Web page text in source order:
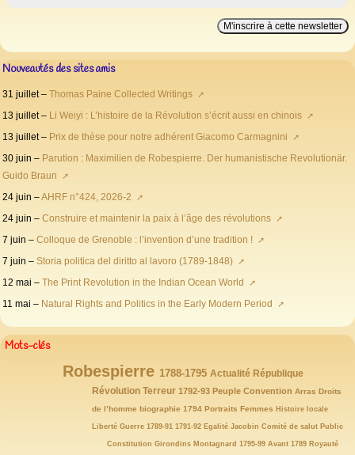
Nouveautés des sites amis
31 juillet – Thomas Paine Collected Writings
13 juillet – Li Weiyi : L’histoire de la Révolution s’écrit aussi en chinois
13 juillet – Prix de thèse pour notre adhérent Giacomo Carmagnini
30 juin – Parution : Maximilien de Robespierre. Der humanistische Revolutionär.
Guido Braun
24 juin –AHRF n°424, 2026-2
24 juin – Construire et maintenir la paix à l’âge des révolutions
7 juin – Colloque de Grenoble : l’invention d’une tradition !
7 juin – Storia politica del diritto al lavoro (1789-1848)
12 mai – The Print Revolution in the Indian Ocean World
11 mai – Natural Rights and Politics in the Early Modern Period
Mots-clés
Robespierre 1788-1795Actualité
72/146 République
65/146
RévolutionTerreur1792-93 PeupleConvention
47/146 Arras
43/146
Droits
de l’homme biographie1794 Portraits
32/146 Femmes
31/146 Histoire locale
29/146
LibertéGuerre1789-911791-92
21/146 Egalité
21/146 Jacobin
21/146 Comité de salut Public
Constitution Girondins Montagnard 1795-99
18/146 Avant 1789
18/146 Royauté
18/146